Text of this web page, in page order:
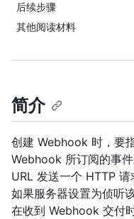
后续步骤
其他阅读材料
简介
创建 Webhook 时，要
Webhook 所订阅的事
URL 发送一个 HTTP 请
如果服务器设置为侦听
在收到 Webhook 交付